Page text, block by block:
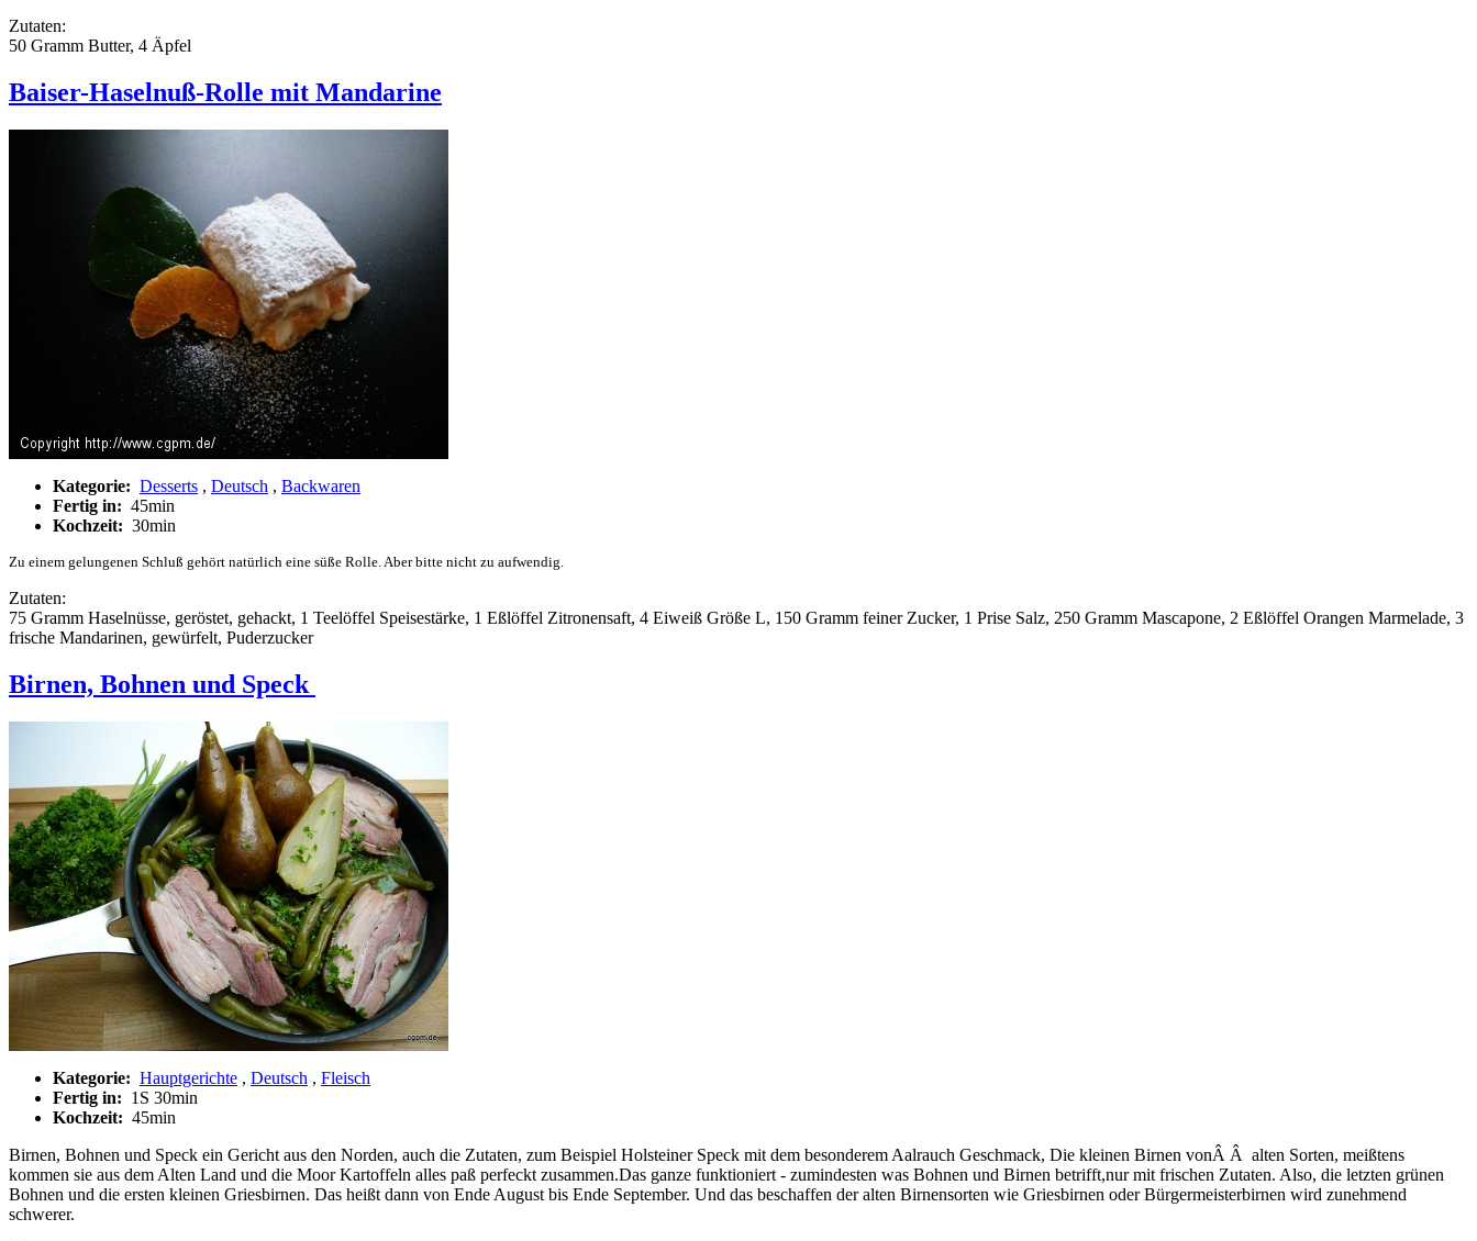
Zutaten:
50 Gramm Butter, 4 Äpfel
Baiser-Haselnuß-Rolle mit Mandarine
Kategorie: Desserts , Deutsch , Backwaren
Fertig in: 45min
Kochzeit: 30min
Zu einem gelungenen Schluß gehört natürlich eine süße Rolle. Aber bitte nicht zu aufwendig.
Zutaten:
75 Gramm Haselnüsse, geröstet, gehackt, 1 Teelöffel Speisestärke, 1 Eßlöffel Zitronensaft, 4 Eiweiß Größe L, 150 Gramm feiner Zucker, 1 Prise Salz, 250 Gramm Mascapone, 2 Eßlöffel Orangen Marmelade, 3
frische Mandarinen, gewürfelt, Puderzucker
Birnen, Bohnen und Speck
Kategorie: Hauptgerichte , Deutsch , Fleisch
Fertig in: 1S 30min
Kochzeit: 45min
Birnen, Bohnen und Speck ein Gericht aus den Norden, auch die Zutaten, zum Beispiel Holsteiner Speck mit dem besonderem Aalrauch Geschmack, Die kleinen Birnen vonÂ Â alten Sorten, meißtens
kommen sie aus dem Alten Land und die Moor Kartoffeln alles paß perfeckt zusammen.Das ganze funktioniert - zumindesten was Bohnen und Birnen betrifft,nur mit frischen Zutaten. Also, die letzten grünen
Bohnen und die ersten kleinen Griesbirnen. Das heißt dann von Ende August bis Ende September. Und das beschaffen der alten Birnensorten wie Griesbirnen oder Bürgermeisterbirnen wird zunehmend
schwerer.